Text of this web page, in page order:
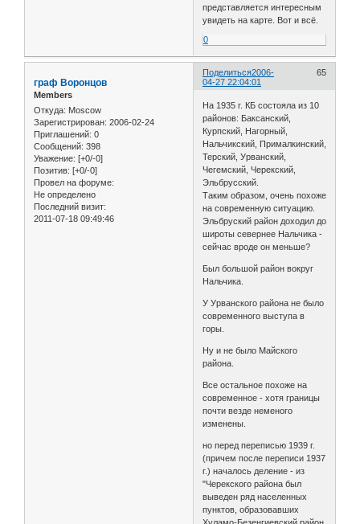
представляется интересным
увидеть на карте. Вот и всё.
0
Поделиться 65
2006-
04-27 22:04:01
граф Воронцов
Members
Откуда: Moscow
Зарегистрирован: 2006-02-24
Приглашений: 0
Сообщений: 398
Уважение: [+0/-0]
Позитив: [+0/-0]
Провел на форуме:
Не определено
Последний визит:
2011-07-18 09:49:46
На 1935 г. КБ состояла из 10
районов: Баксанский,
Курпский, Нагорный,
Нальчикский, Прималкинский,
Терский, Урванский,
Чегемский, Черекский,
Эльбрусский.
Таким образом, очень похоже
на современную ситуацию.
Эльбруский район доходил до
широты севернее Нальчика -
сейчас вроде он меньше?
Был большой район вокруг
Нальчика.
У Урванского района не было
современного выступа в
горы.
Ну и не было Майского
района.
Все остальное похоже на
современное - хотя границы
почти везде неменого
изменены.
но перед переписью 1939 г.
(причем после переписи 1937
г.) началось деление - из
"Черекского района был
выведен ряд населенных
пунктов, образовавших